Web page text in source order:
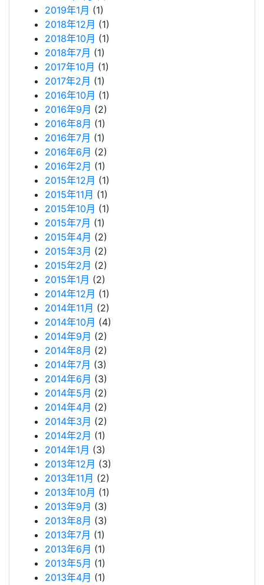
2019年1月 (1)
2018年12月 (1)
2018年10月 (1)
2018年7月 (1)
2017年10月 (1)
2017年2月 (1)
2016年10月 (1)
2016年9月 (2)
2016年8月 (1)
2016年7月 (1)
2016年6月 (2)
2016年2月 (1)
2015年12月 (1)
2015年11月 (1)
2015年10月 (1)
2015年7月 (1)
2015年4月 (2)
2015年3月 (2)
2015年2月 (2)
2015年1月 (2)
2014年12月 (1)
2014年11月 (2)
2014年10月 (4)
2014年9月 (2)
2014年8月 (2)
2014年7月 (3)
2014年6月 (3)
2014年5月 (2)
2014年4月 (2)
2014年3月 (2)
2014年2月 (1)
2014年1月 (3)
2013年12月 (3)
2013年11月 (2)
2013年10月 (1)
2013年9月 (3)
2013年8月 (3)
2013年7月 (1)
2013年6月 (1)
2013年5月 (1)
2013年4月 (1)